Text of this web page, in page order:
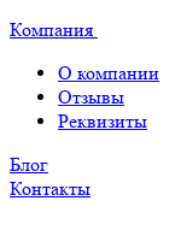
Компания
О компании
Отзывы
Реквизиты
Блог
Контакты